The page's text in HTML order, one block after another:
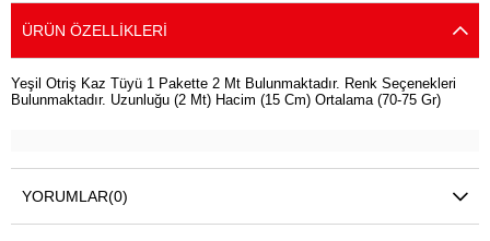
ÜRÜN ÖZELLIKLERI
Yeşil Otriş Kaz Tüyü 1 Pakette 2 Mt Bulunmaktadır. Renk Seçenekleri
Bulunmaktadır. Uzunluğu (2 Mt) Hacim (15 Cm) Ortalama (70-75 Gr)
YORUMLAR(0)